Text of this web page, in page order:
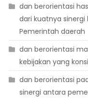
dan berorientasi
dari kuatnya
Pemerintah daerah
dan berorientasi
kebijakan yang
dan berorientasi
sinergi antara